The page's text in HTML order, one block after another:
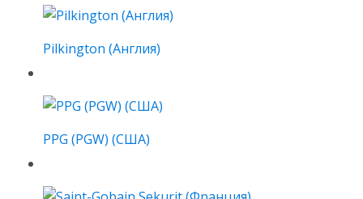
Pilkington (Англия)
PPG (PGW) (США)